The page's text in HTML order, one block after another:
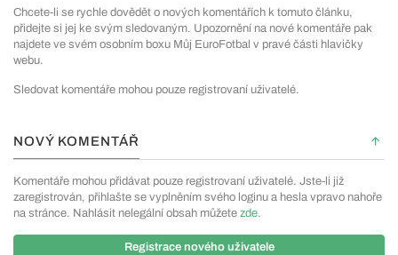
Chcete-li se rychle dovědět o nových komentářích k tomuto článku,
přidejte si jej ke svým sledovaným. Upozornění na nové komentáře pak
najdete ve svém osobním boxu Můj EuroFotbal v pravé části hlavičky
webu.
Sledovat komentáře mohou pouze registrovaní uživatelé.
NOVÝ KOMENTÁŘ
Komentáře mohou přidávat pouze registrovaní uživatelé. Jste-li již
zaregistrován, přihlašte se vyplněním svého loginu a hesla vpravo nahoře
na stránce. Nahlásit nelegální obsah můžete zde.
Registrace nového uživatele